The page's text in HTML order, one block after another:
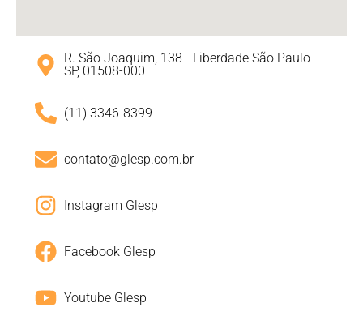
R. São Joaquim, 138 - Liberdade São Paulo -
SP, 01508-000
(11) 3346-8399
contato@glesp.com.br
Instagram Glesp
Facebook Glesp
Youtube Glesp